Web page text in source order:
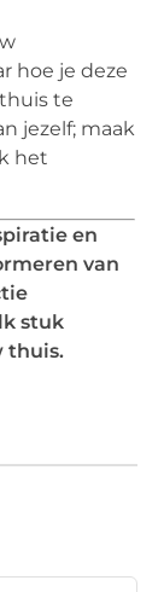
hoe je deze
te
jezelf; maak
het
en
van
stuk
thuis.